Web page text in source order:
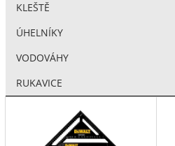
KLEŠTĚ
ÚHELNÍKY
VODOVÁHY
RUKAVICE